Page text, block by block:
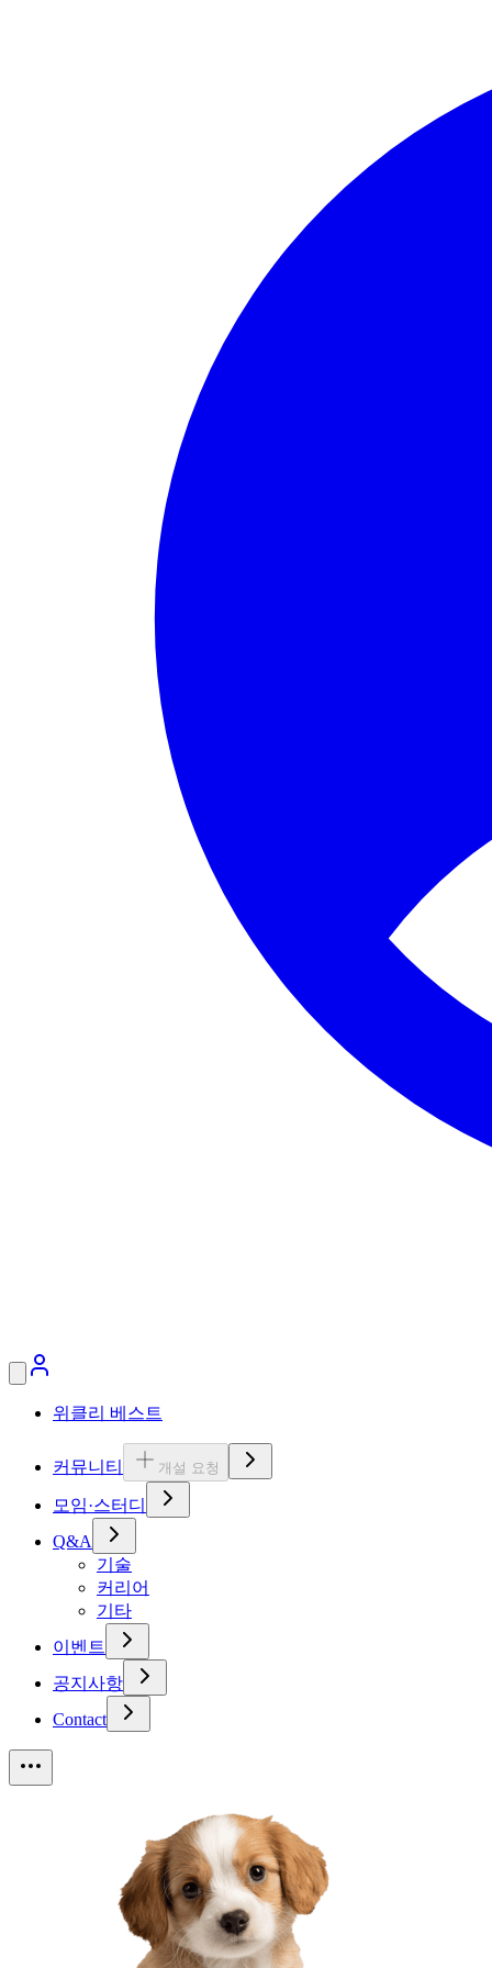
위클리 베스트
커뮤니티 개설 요청
모임·스터디
Q&A
기술
커리어
기타
이벤트
공지사항
Contact